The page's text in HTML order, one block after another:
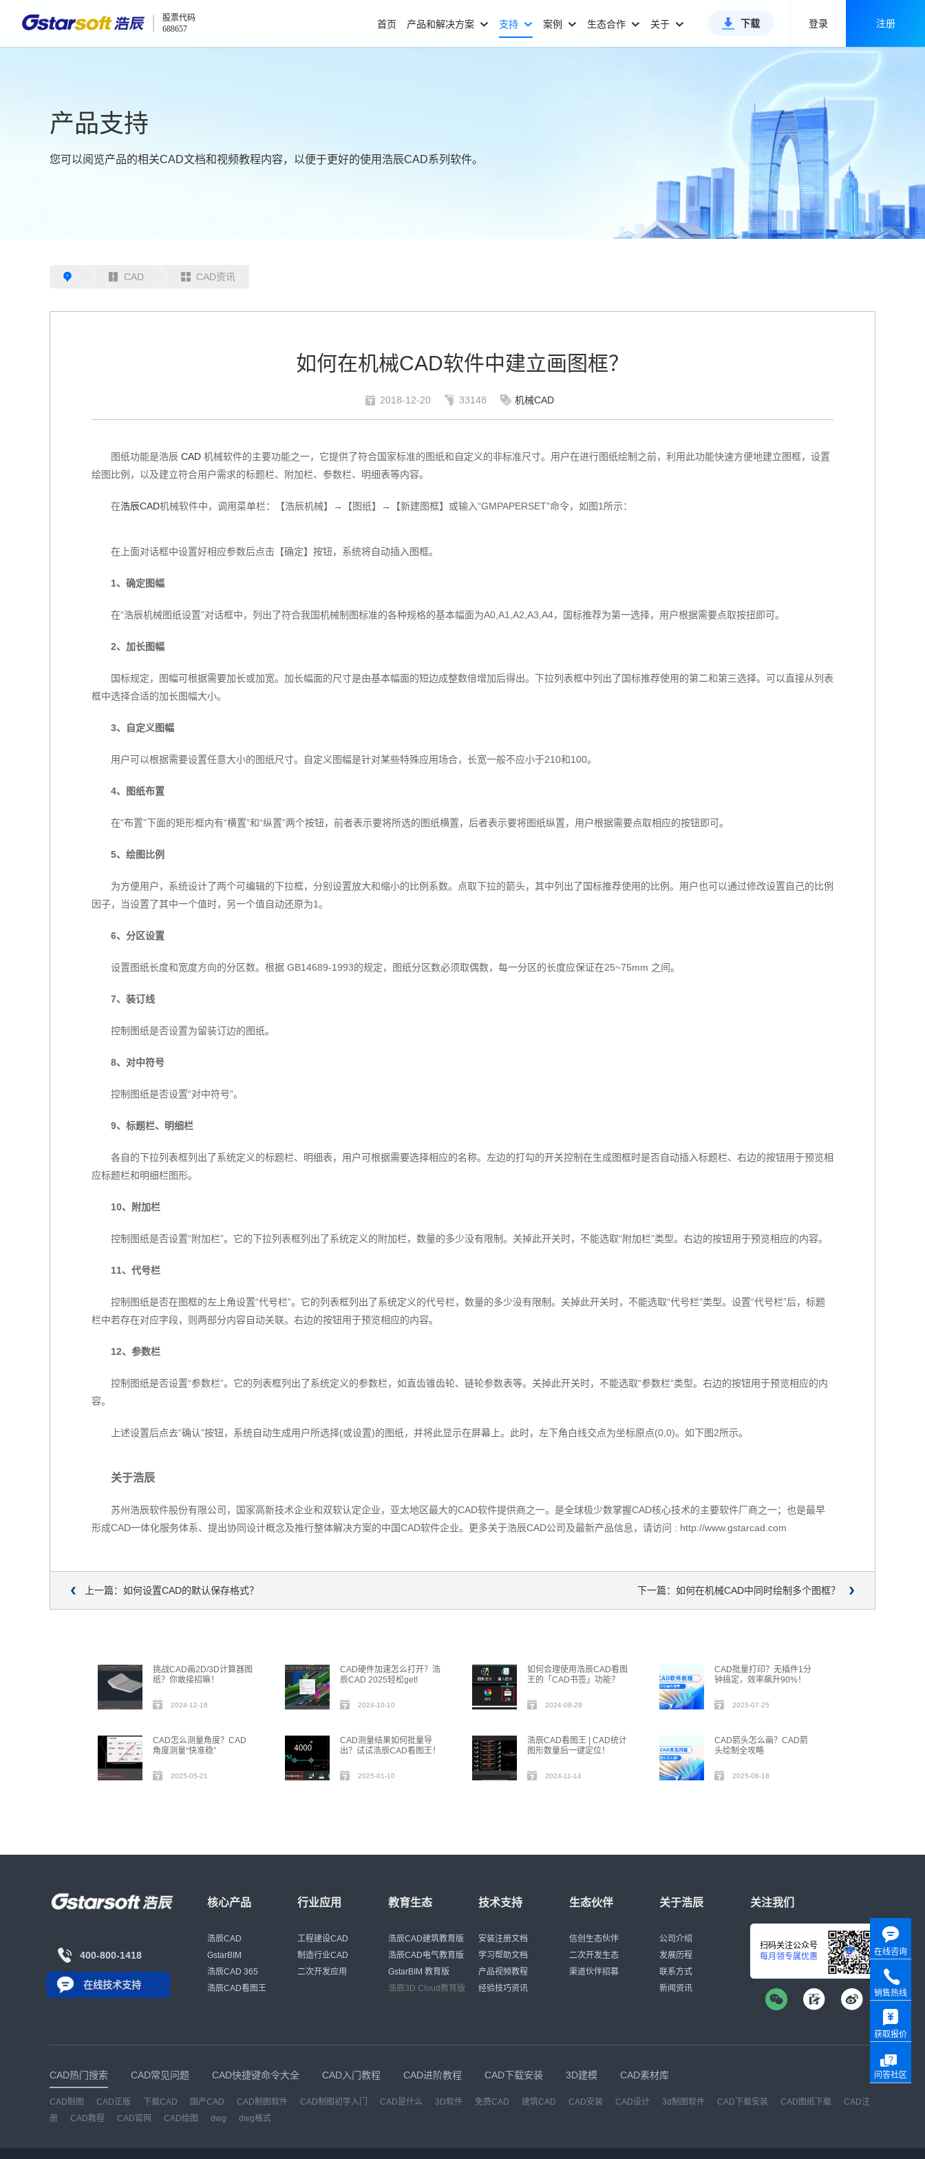
股票代码
688657
首页 产品和解决方案 支持 案例 生态合作 关于 下载 登录 注册
产品支持
您可以阅览产品的相关CAD文档和视频教程内容，以便于更好的使用浩辰CAD系列软件。
CAD CAD资讯
如何在机械CAD软件中建立画图框？
2018-12-20 33148 机械CAD
图纸功能是浩辰 CAD机械软件的主要功能之一，它提供了符合国家标准的图纸和自定义的非标准尺寸。用户在进行图纸绘制之前，利用此功能快速方便地建立图框，设置
绘图比例，以及建立符合用户需求的标题栏、附加栏、参数栏、明细表等内容。
在浩辰CAD机械软件中，调用菜单栏：【浩辰机械】→【图纸】→【新建图框】或输入“GMPAPERSET”命令，如图1所示：
在上面对话框中设置好相应参数后点击【确定】按钮，系统将自动插入图框。
1、确定图幅
在“浩辰机械图纸设置”对话框中，列出了符合我国机械制图标准的各种规格的基本幅面为A0,A1,A2,A3,A4，国标推荐为第一选择，用户根据需要点取按扭即可。
2、加长图幅
国标规定，图幅可根据需要加长或加宽。加长幅面的尺寸是由基本幅面的短边成整数倍增加后得出。下拉列表框中列出了国标推荐使用的第二和第三选择。可以直接从列表
框中选择合适的加长图幅大小。
3、自定义图幅
用户可以根据需要设置任意大小的图纸尺寸。自定义图幅是针对某些特殊应用场合，长宽一般不应小于210和100。
4、图纸布置
在“布置”下面的矩形框内有“横置”和“纵置”两个按钮，前者表示要将所选的图纸横置，后者表示要将图纸纵置，用户根据需要点取相应的按钮即可。
5、绘图比例
为方便用户，系统设计了两个可编辑的下拉框，分别设置放大和缩小的比例系数。点取下拉的箭头，其中列出了国标推荐使用的比例。用户也可以通过修改设置自己的比例
因子，当设置了其中一个值时，另一个值自动还原为1。
6、分区设置
设置图纸长度和宽度方向的分区数。根据 GB14689-1993的规定，图纸分区数必须取偶数，每一分区的长度应保证在25~75mm 之间。
7、装订线
控制图纸是否设置为留装订边的图纸。
8、对中符号
控制图纸是否设置“对中符号”。
9、标题栏、明细栏
各自的下拉列表框列出了系统定义的标题栏、明细表，用户可根据需要选择相应的名称。左边的打勾的开关控制在生成图框时是否自动插入标题栏、右边的按钮用于预览相
应标题栏和明细栏图形。
10、附加栏
控制图纸是否设置“附加栏”。它的下拉列表框列出了系统定义的附加栏，数量的多少没有限制。关掉此开关时，不能选取“附加栏”类型。右边的按钮用于预览相应的内容。
11、代号栏
控制图纸是否在图框的左上角设置“代号栏”。它的列表框列出了系统定义的代号栏，数量的多少没有限制。关掉此开关时，不能选取“代号栏”类型。设置“代号栏”后，标题
栏中若存在对应字段，则两部分内容自动关联。右边的按钮用于预览相应的内容。
12、参数栏
控制图纸是否设置“参数栏”。它的列表框列出了系统定义的参数栏，如直齿锥齿轮、链轮参数表等。关掉此开关时，不能选取“参数栏”类型。右边的按钮用于预览相应的内
容。
上述设置后点去“确认”按钮，系统自动生成用户所选择(或设置)的图纸，并将此显示在屏幕上。此时，左下角白线交点为坐标原点(0,0)。如下图2所示。
关于浩辰
苏州浩辰软件股份有限公司，国家高新技术企业和双软认定企业，亚太地区最大的CAD软件提供商之一。是全球极少数掌握CAD核心技术的主要软件厂商之一；也是最早
形成CAD一体化服务体系、提出协同设计概念及推行整体解决方案的中国CAD软件企业。更多关于浩辰CAD公司及最新产品信息，请访问 : http://www.gstarcad.com
上一篇：如何设置CAD的默认保存格式？ 下一篇：如何在机械CAD中同时绘制多个图框？
挑战CAD画2D/3D计算器图
纸？你敢接招嘛！
2024-12-16
CAD硬件加速怎么打开？浩
辰CAD 2025轻松get!
2024-10-10
如何合理使用浩辰CAD看图
王的「CAD书签」功能？
2024-08-29
CAD批量打印？无插件1分
钟搞定，效率飙升90%！
2025-07-25
CAD怎么测量角度？CAD
角度测量“快准稳”
2025-05-21
CAD测量结果如何批量导
出？试试浩辰CAD看图王！
2025-01-10
浩辰CAD看图王 | CAD统计
图形数量后一键定位！
2024-11-14
CAD箭头怎么画？CAD箭
头绘制全攻略
2025-08-18
400-800-1418
在线技术支持
核心产品
浩辰CAD
GstarBIM
浩辰CAD 365
浩辰CAD看图王
行业应用
工程建设CAD
制造行业CAD
二次开发应用
教育生态
浩辰CAD建筑教育版
浩辰CAD电气教育版
GstarBIM 教育版
浩辰3D Cloud教育版
技术支持
安装注册文档
学习帮助文档
产品视频教程
经验技巧资讯
生态伙伴
信创生态伙伴
二次开发生态
渠道伙伴招募
关于浩辰
公司介绍
发展历程
联系方式
新闻资讯
关注我们
扫码关注公众号
每月领专属优惠
CAD热门搜索 CAD常见问题 CAD快捷键命令大全 CAD入门教程 CAD进阶教程 CAD下载安装 3D建模 CAD素材库
CAD制图 CAD正版 下载CAD 国产CAD CAD制图软件 CAD制图初学入门 CAD是什么 3D软件 免费CAD 建筑CAD CAD安装 CAD设计 3d制图软件 CAD下载安装 CAD图纸下载
CAD注
册
CAD教程 CAD官网 CAD绘图 dwg dwg格式
在线咨询
销售热线
获取报价
问答社区